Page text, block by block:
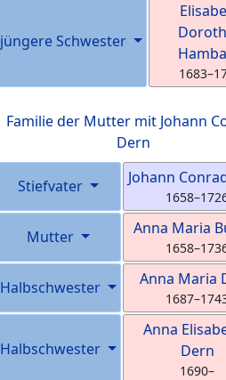
jüngere Schwester
1683–
Familie der Mutter mit Johann
Dern
Stiefvater Johann
1658–
Mutter Anna Maria
1658–
Halbschwester Anna Maria
1687–
Halbschwester
Anna
Dern
1690–